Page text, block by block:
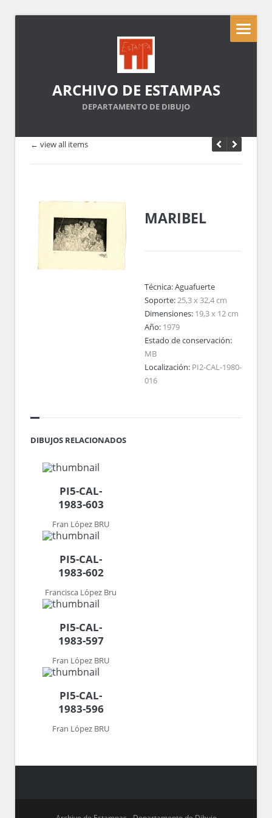
ARCHIVO DE ESTAMPAS
DEPARTAMENTO DE DIBUJO
← view all items
MARIBEL
Técnica:Aguafuerte
Soporte:25,3 x 32,4 cm
Dimensiones: 19,3 x 12 cm
Año: 1979
Estado de conservación:
MB
Localización: PI2-CAL-1980-
016
DIBUJOS RELACIONADOS
PI5-CAL-
1983-603
Fran López BRU
PI5-CAL-
1983-602
Francisca López Bru
PI5-CAL-
1983-597
Fran López BRU
PI5-CAL-
1983-596
Fran López BRU